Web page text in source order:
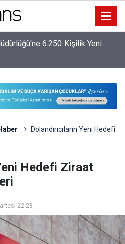
6.250 Kişilik Yeni
Dolandırıcıların Yeni Hedefi
Hedefi Ziraat
22:28